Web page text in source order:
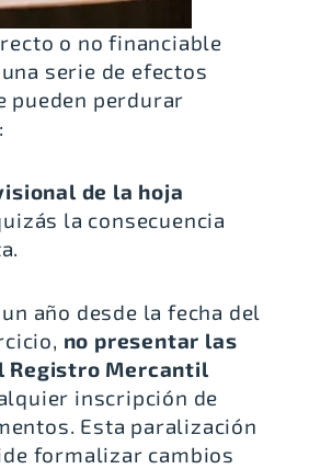
o no financiable
serie de efectos
pueden perdurar
de la hoja
la consecuencia
año desde la fecha del
no presentar las
Registro Mercantil
inscripción de
Esta paralización
formalizar cambios